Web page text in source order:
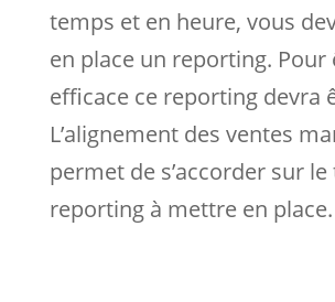
temps et en heure, vous
en place un reporting. Pour
efficace ce reporting devra
L’alignement des ventes
permet de s’accorder sur
reporting à mettre en place.